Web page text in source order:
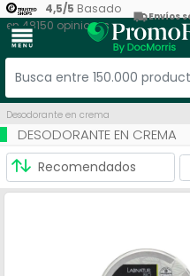
4,5/5 Basado
en48150 opiniones
Envíos
menu
Desodorante en crema
DESODORANTE EN CREMA